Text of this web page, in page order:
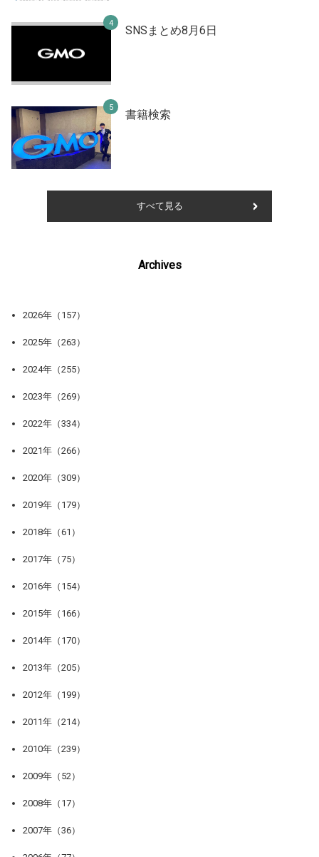
SNSまとめ8月6日
書籍検索
すべて見る
Archives
2026年（157）
2025年（263）
2024年（255）
2023年（269）
2022年（334）
2021年（266）
2020年（309）
2019年（179）
2018年（61）
2017年（75）
2016年（154）
2015年（166）
2014年（170）
2013年（205）
2012年（199）
2011年（214）
2010年（239）
2009年（52）
2008年（17）
2007年（36）